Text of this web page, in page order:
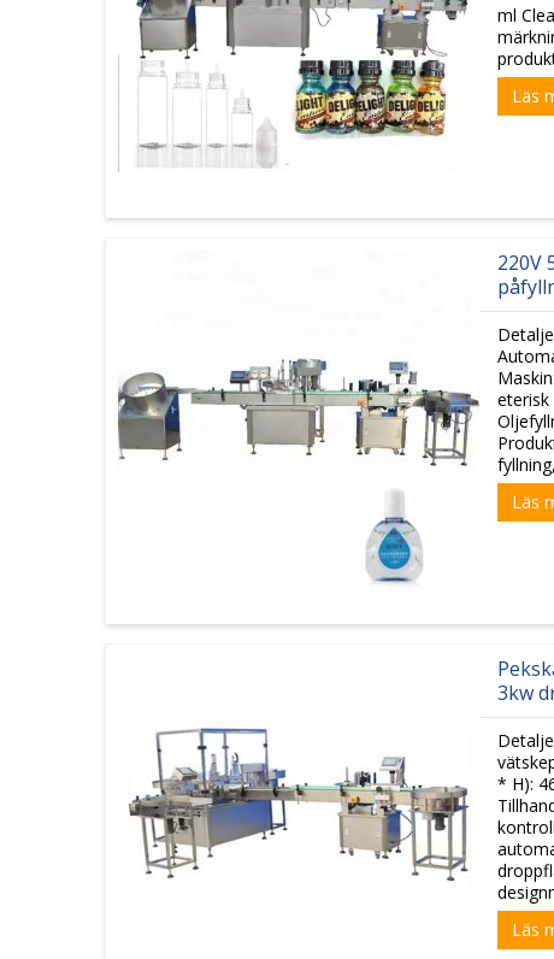
ml
Läs
220V
eterisk
Läs
3kw
* H):
Läs